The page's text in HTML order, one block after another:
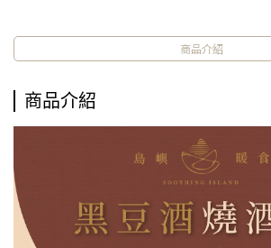
商品介紹
商品介紹